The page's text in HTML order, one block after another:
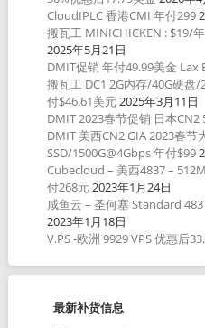
CloudIPLC 香港CMI 年付299
搬瓦工 MINICHICKEN : $19/
2025年5月21日
DMIT促销 年付49.99美金 Lax
搬瓦工 DC1 2G内存/40G硬盘
付$46.61美元2025年3月11日
DMIT 2023春节促销 日本CN2
DMIT 美西CN2 GIA 2023春节
SSD/1500G@4Gbps 年付$99
Cubecloud – 美西4837 –
付268元2023年1月24日
咸鱼云 – 圣何塞 Standard
2023年1月18日
V.PS -欧洲 9929 VPS 优惠后
最新补货信息